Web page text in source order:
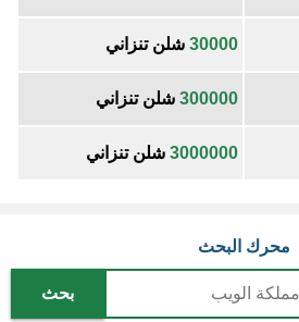
30000 شلن تنزاني
300000 شلن تنزاني
3000000 شلن تنزاني
محرك البحث
بحث